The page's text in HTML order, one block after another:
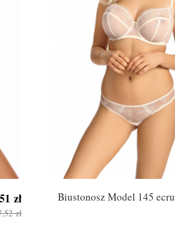
zł
zł
Biustonosz Model 145 ecru